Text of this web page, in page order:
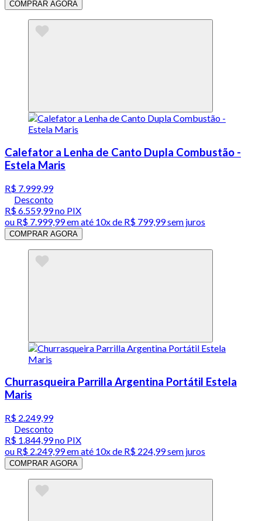
COMPRAR AGORA
Calefator a Lenha de Canto Dupla Combustão -
Estela Maris
R$ 7.999,99
Desconto
R$ 6.559,99no PIX
ou R$ 7.999,99em até 10x de R$ 799,99 sem juros
COMPRAR AGORA
Churrasqueira Parrilla Argentina Portátil Estela
Maris
R$ 2.249,99
Desconto
R$ 1.844,99no PIX
ou R$ 2.249,99em até 10x de R$ 224,99 sem juros
COMPRAR AGORA